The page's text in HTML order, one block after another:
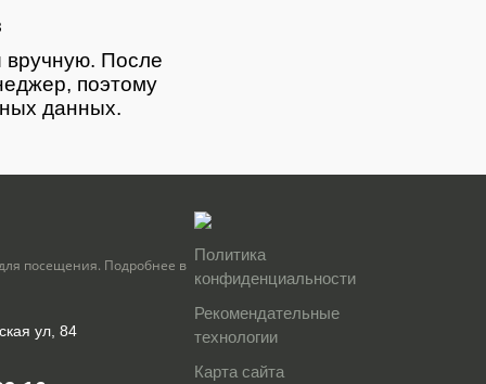
вручную. После
поэтому
данных.
посещения. Подробнее в
ул, 84
Политика
конфиденциальности
Рекомендательные
технологии
Карта сайта